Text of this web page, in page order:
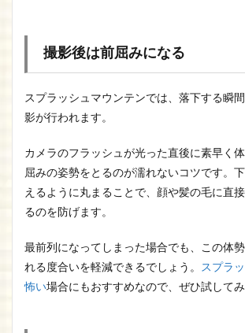
撮影後は前屈みになる
スプラッシュマウンテンでは、落下する瞬
影が行われます。
カメラのフラッシュが光った直後に素早く
屈みの姿勢をとるのが濡れないコツです。
えるように丸まることで、顔や髪の毛に直
るのを防げます。
最前列になってしまった場合でも、この体
れる度合いを軽減できるでしょう。 スプラ
怖い場合にもおすすめなので、ぜひ試してみ